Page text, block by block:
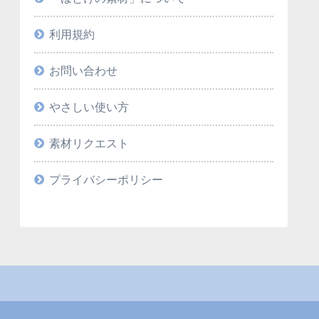
利用規約
お問い合わせ
やさしい使い方
素材リクエスト
プライバシーポリシー